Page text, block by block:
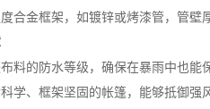
合金框架，如镀锌或烤漆管，管壁
料的防水等级，确保在暴雨中也能
学、框架坚固的帐篷，能够抵御强